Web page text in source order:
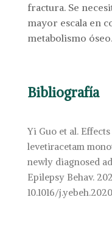
fractura. Se
mayor escala en
metabolismo óseo.
Bibliografía
Yi Guo et al.
levetiracetam
newly diagnosed
Epilepsy Behav.
10.1016/